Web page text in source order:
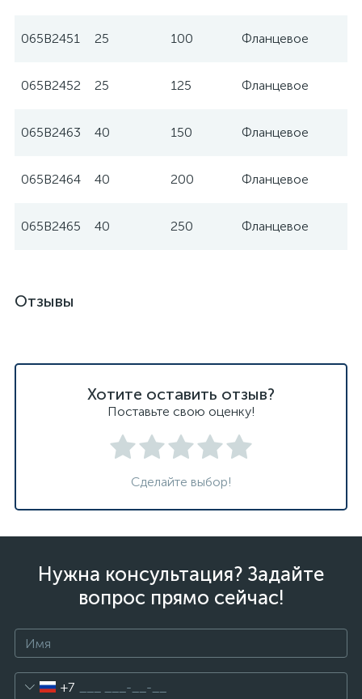
065B2451 25 100 Фланцевое
065B2452 25 125 Фланцевое
065B2463 40 150 Фланцевое
065B2464 40 200 Фланцевое
065B2465 40 250 Фланцевое
Отзывы
Хотите оставить отзыв?
Поставьте свою оценку!
Сделайте выбор!
Нужна консультация? Задайте
вопрос прямо сейчас!
+7